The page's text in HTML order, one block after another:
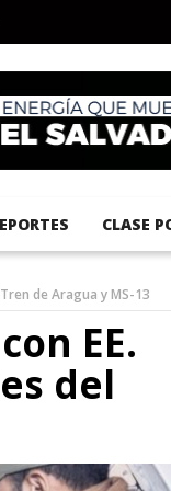
Aeropuerto
CLASE
de Aragua y MS-13
EE.
del